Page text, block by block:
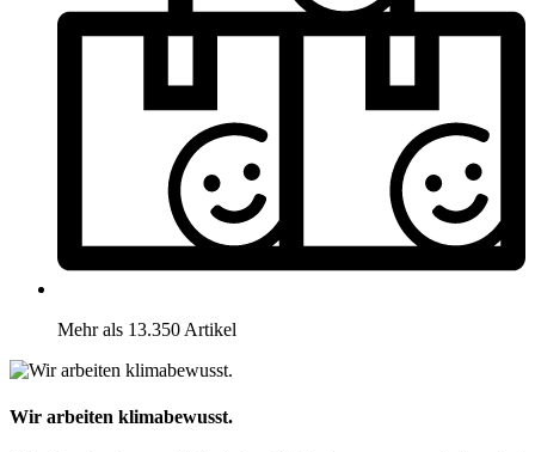
Mehr als 13.350 Artikel
Wir arbeiten klimabewusst.